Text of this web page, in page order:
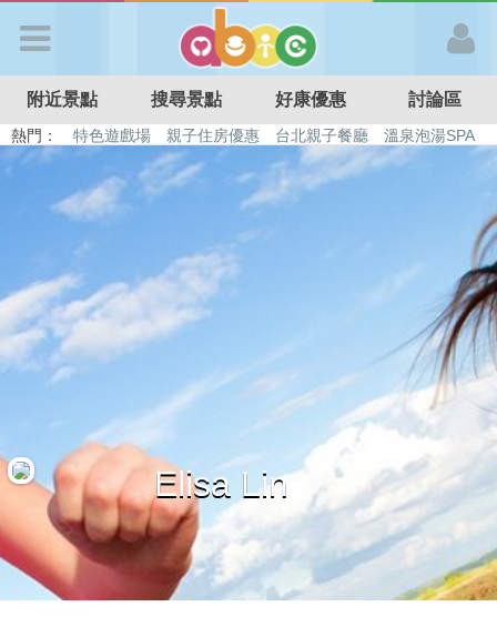
APP登入
首 頁
搜尋景點
好康優惠
最新留言
商家合作
推薦景點
附近景點 搜尋景點 好康優惠 討論區
熱門： 特色遊戲場 親子住房優惠 台北親子餐廳
溫泉泡湯SPA
溜滑梯民宿
觀光工廠 日本親子景點
Elisa Lin